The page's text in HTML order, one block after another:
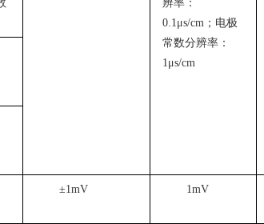
辨率：
0.1μs/cm；电极
常数分辨率：
1μs/cm
±1mV 1mV